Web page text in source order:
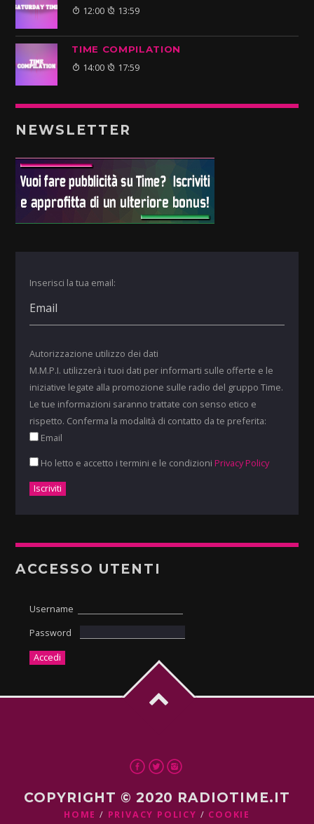
12:00 13:59
TIME COMPILATION
14:00 17:59
NEWSLETTER
Inserisci la tua email:
Autorizzazione utilizzo dei dati
M.M.P.I. utilizzerà i tuoi dati per informarti sulle offerte e le
iniziative legate alla promozione sulle radio del gruppo Time.
Le tue informazioni saranno trattate con senso etico e
rispetto. Conferma la modalità di contatto da te preferita:
Email
Ho letto e accetto i termini e le condizioni Privacy Policy
ACCESSO UTENTI
Username
Password
COPYRIGHT © 2020 RADIOTIME.IT
HOME PRIVACY POLICY COOKIE